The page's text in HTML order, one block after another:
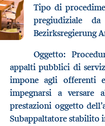
Tipo di
pregiudiziale
Bezirksregierung
Oggetto:
appalti pubblici di
impone agli offerenti
impegnarsi a versare
prestazioni oggetto
Subappaltatore stabilito